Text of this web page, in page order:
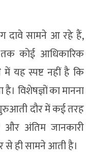
सामने आ रहे हैं,
कोई आधिकारिक
यह स्पष्ट नहीं है कि
विशेषज्ञों का मानना
दौर में कई तरह
अंतिम जानकारी
से ही सामने आती है।